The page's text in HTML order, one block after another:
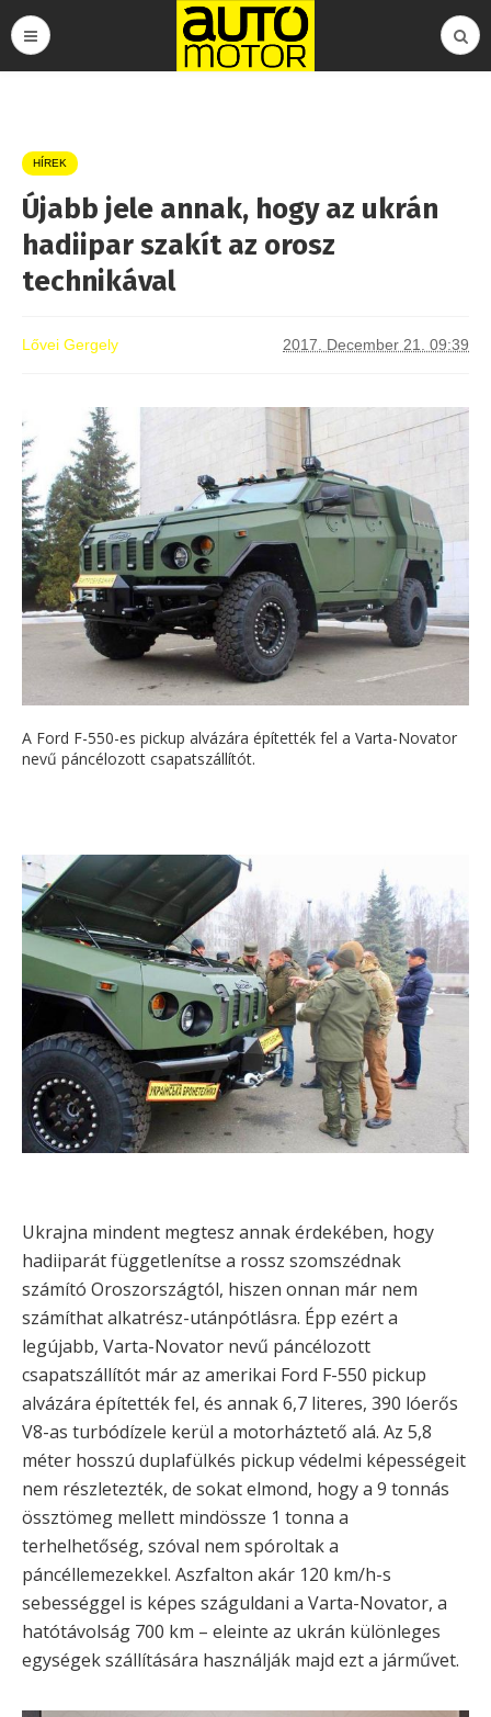
HÍREK
Újabb jele annak, hogy az ukrán
hadiipar szakít az orosz
technikával
Lővei Gergely 2017. December 21. 09:39
A Ford F-550-es pickup alvázára építették fel a Varta-Novator
nevű páncélozott csapatszállítót.
Ukrajna mindent megtesz annak érdekében, hogy
hadiiparát függetlenítse a rossz szomszédnak
számító Oroszországtól, hiszen onnan már nem
számíthat alkatrész-utánpótlásra. Épp ezért a
legújabb, Varta-Novator nevű páncélozott
csapatszállítót már az amerikai Ford F-550 pickup
alvázára építették fel, és annak 6,7 literes, 390 lóerős
V8-as turbódízele kerül a motorháztető alá. Az 5,8
méter hosszú duplafülkés pickup védelmi képességeit
nem részletezték, de sokat elmond, hogy a 9 tonnás
össztömeg mellett mindössze 1 tonna a
terhelhetőség, szóval nem spóroltak a
páncéllemezekkel. Aszfalton akár 120 km/h-s
sebességgel is képes száguldani a Varta-Novator, a
hatótávolság 700 km – eleinte az ukrán különleges
egységek szállítására használják majd ezt a járművet.